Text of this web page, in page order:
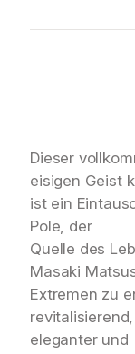
Dieser
eisigen Geist
ist ein
Pole, der
Quelle des
Masaki
Extremen zu
eleganter und